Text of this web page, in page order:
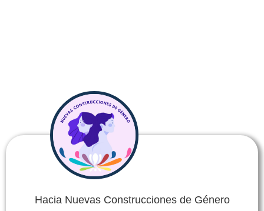
Hacia Nuevas Construcciones de Género